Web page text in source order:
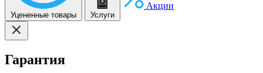
Уцененные товары Услуги
Акции
Гарантия